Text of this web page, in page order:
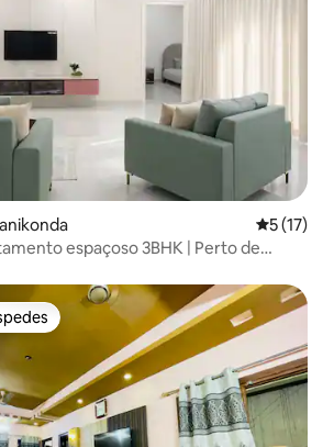
5 de uma
5 (17)
espaçoso 3BHK | Perto de